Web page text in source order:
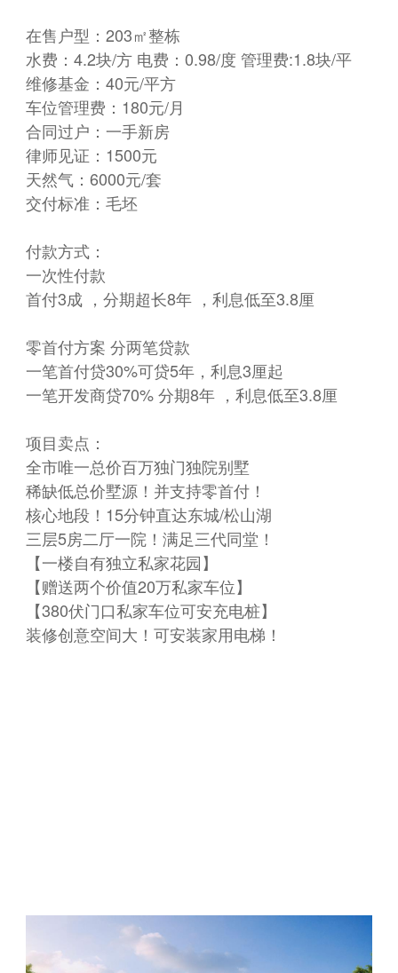
在售户型：203㎡整栋
水费：4.2块/方 电费：0.98/度 管理费:1.8块/平
维修基金：40元/平方
车位管理费：180元/月
合同过户：一手新房
律师见证：1500元
天然气：6000元/套
交付标准：毛坯
付款方式：
一次性付款
首付3成 ，分期超长8年 ，利息低至3.8厘
零首付方案 分两笔贷款
一笔首付贷30%可贷5年，利息3厘起
一笔开发商贷70% 分期8年 ，利息低至3.8厘
项目卖点：
全市唯一总价百万独门独院别墅
稀缺低总价墅源！并支持零首付！
核心地段！15分钟直达东城/松山湖
三层5房二厅一院！满足三代同堂！
【一楼自有独立私家花园】
【赠送两个价值20万私家车位】
【380伏门口私家车位可安充电桩】
装修创意空间大！可安装家用电梯！